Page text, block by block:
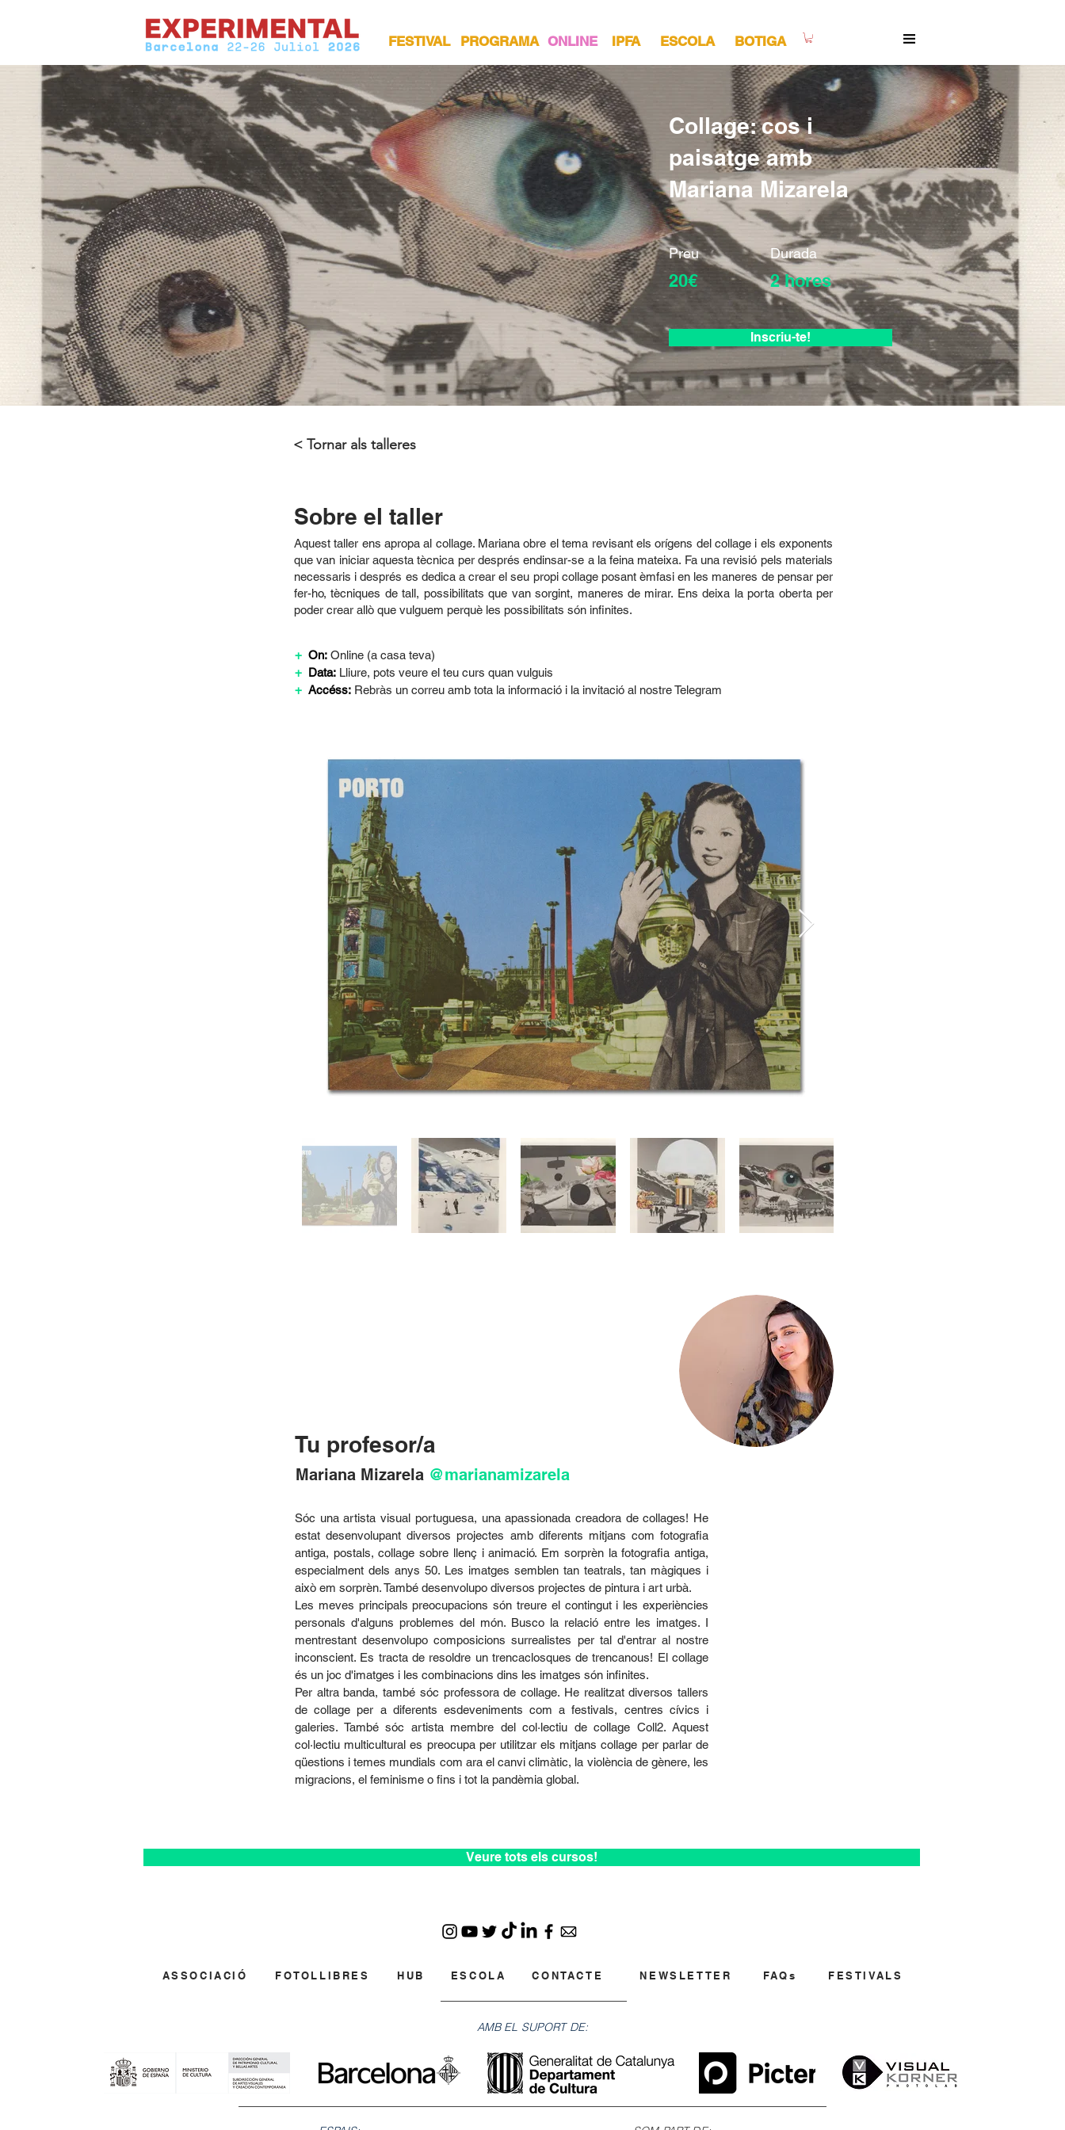
FESTIVAL PROGRAMA ESCOLA
IPFA
ONLINE BOTIGA
Collage: cos i
paisatge amb
Mariana Mizarela
Preu
20€
Durada
2 hores
Inscriu-te!
< Tornar als talleres
Sobre el taller
Aquest taller ens apropa al collage. Mariana obre el tema revisant els orígens del collage i els exponents
que van iniciar aquesta tècnica per després endinsar-se a la feina mateixa. Fa una revisió pels materials
necessaris i després es dedica a crear el seu propi collage posant èmfasi en les maneres de pensar per
fer-ho, tècniques de tall, possibilitats que van sorgint, maneres de mirar. Ens deixa la porta oberta per
poder crear allò que vulguem perquè les possibilitats són infinites.
+ On: Online (a casa teva)
+ Data: Lliure, pots veure el teu curs quan vulguis
+ Accéss: Rebràs un correu amb tota la informació i la invitació al nostre Telegram
Tu profesor/a
Mariana Mizarela @marianamizarela
Sóc una artista visual portuguesa, una apassionada creadora de collages! He
estat desenvolupant diversos projectes amb diferents mitjans com fotografia
antiga, postals, collage sobre llenç i animació. Em sorprèn la fotografia antiga,
especialment dels anys 50. Les imatges semblen tan teatrals, tan màgiques i
això em sorprèn. També desenvolupo diversos projectes de pintura i art urbà.
Les meves principals preocupacions són treure el contingut i les experiències
personals d'alguns problemes del món. Busco la relació entre les imatges. I
mentrestant desenvolupo composicions surrealistes per tal d'entrar al nostre
inconscient. Es tracta de resoldre un trencaclosques de trencanous! El collage
és un joc d'imatges i les combinacions dins les imatges són infinites.
Per altra banda, també sóc professora de collage. He realitzat diversos tallers
de collage per a diferents esdeveniments com a festivals, centres cívics i
galeries. També sóc artista membre del col·lectiu de collage Coll2. Aquest
col·lectiu multicultural es preocupa per utilitzar els mitjans collage per parlar de
qüestions i temes mundials com ara el canvi climàtic, la violència de gènere, les
migracions, el feminisme o fins i tot la pandèmia global.
Veure tots els cursos!
ASSOCIACIÓ FOTOLLIBRES HUB ESCOLA CONTACTE NEWSLETTER FAQs FESTIVALS
AMB EL SUPORT DE: